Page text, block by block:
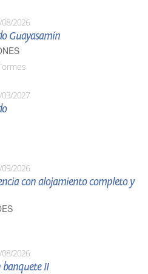
08/2026
Guayasamín
03/2027
09/2026
con alojamiento completo y
08/2026
banquete II